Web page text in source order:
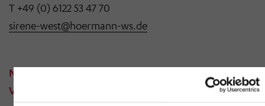
T +49 (0) 6122 53 47 70
sirene-west@hoermann-ws.de
Niederlassung Sirene West
Vertriebsbüro Rheinland-Pfalz